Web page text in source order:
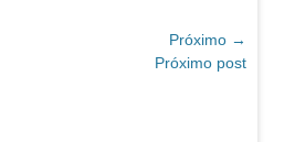
Próximo →
Próximo post